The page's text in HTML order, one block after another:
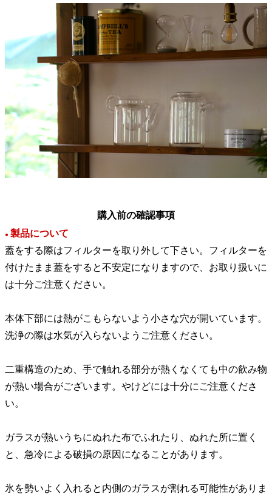
購入前の確認事項
● 製品について
蓋をする際はフィルターを取り外して下さい。フィルターを
付けたまま蓋をすると不安定になりますので、お取り扱いに
は十分ご注意ください。
本体下部には熱がこもらないよう小さな穴が開いています。
洗浄の際は水気が入らないようご注意ください。
二重構造のため、手で触れる部分が熱くなくても中の飲み物
が熱い場合がございます。やけどには十分にご注意くださ
い。
ガラスが熱いうちにぬれた布でふれたり、ぬれた所に置く
と、急冷による破損の原因になることがあります。
氷を勢いよく入れると内側のガラスが割れる可能性がありま